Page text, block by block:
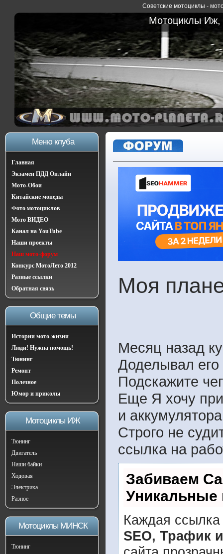
Советские мотоциклы -
Мотоциклы Иж,
Меню клуба
Главная
Экзамен ПДД Онлайн
Мото-Обои
Китайские мопеды
Фото мотоциклов
Мото ВИДЕО
Канал на YouTube
Наши проекты
Наш мото-форум
Конкурс МотоЛето 2012
Разные ссылки
Обратная связь
Общие темы
Истории мото-жизни
Люди! Нужна помощь!
Тюнинг
Ремонт
Полезное
Юмор и приколы
Мотоциклы ИЖ
Тюнинг
Двигатель
Наши байки
Ходовая
Электрика
Разное
Мотоциклы МИНСК
Тюнинг
Моя
Месяц назад
Доделывал его
Подскажите
Еще Я хочу
и
Строго не
ссылка на
Забиваем
Уникальные
Каждая ссылка
SEO, Трафик